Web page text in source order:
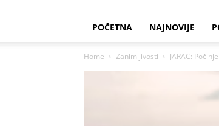
POČETNA NAJNOVIJE
Home Zanimljivosti JARAC: